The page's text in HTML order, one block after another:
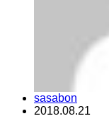
sasabon
2018.08.21